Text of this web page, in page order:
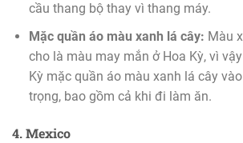
cầu thang bộ thay vì thang máy.
Mặc quần áo màu xanh lá cây: Màu
cho là màu may mắn ở Hoa Kỳ, vì
Kỳ mặc quần áo màu xanh lá cây
trọng, bao gồm cả khi đi làm ăn.
4. Mexico